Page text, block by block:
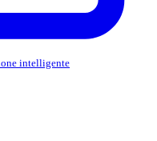
intelligente